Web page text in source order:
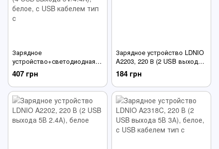
Зарядное
устройство+светодиодная
лампа LDNIO A4405, 220 В (4
USB выхода 5V/4.4A), белое,
с USB кабелем тип с
407 грн
Зарядное устройство LDNIO
A2203, 220 В (2 USB выхода
5В 2.4А), белое
184 грн